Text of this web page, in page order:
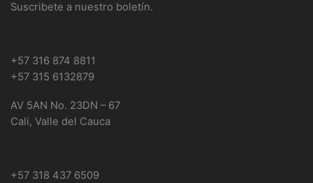
Suscribete a nuestro boletín.
+57 316 874 8811
+57 315 6132879
AV 5AN No. 23DN – 67
Cali, Valle del Cauca
+57 318 437 6509